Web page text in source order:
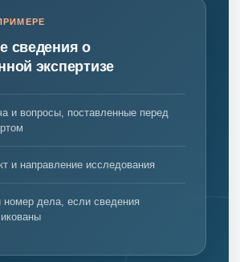
сведения о
экспертизе
и вопросы, поставленные перед
и направление исследования
дела, если сведения